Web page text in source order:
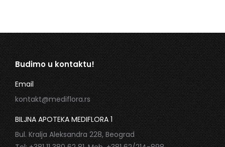
Budimo u kontaktu!
Email
kontakt@mediflora.rs
BILJNA APOTEKA MEDIFLORA 1
Bul. Kralja Aleksandra 228, Beograd